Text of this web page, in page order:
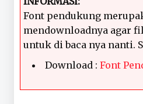
Font pendukung
mendownloadnya agar
untuk di baca nya nanti.
Download : Font